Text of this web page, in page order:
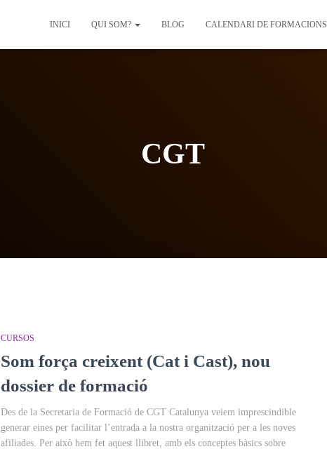
INICI QUI SOM? BLOG CALENDARI DE FORMACIONS
CGT
CURSOS
Som força creixent (Cat i Cast), nou
dossier de formació
Des de la Secretaria de Formació de CGT Catalunya veiem imprescindible
generar eines per facilitar l’entrada a la nostra organització per a les noves
afiliades. Per això hem fet aquest llibret, amb els conceptes bàsics sobre